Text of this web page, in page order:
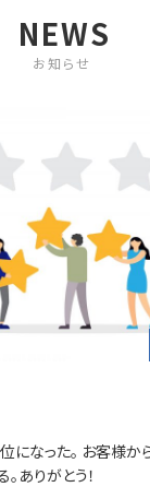
NEWS
お知らせ
になった。 お客様か
ありがとう！